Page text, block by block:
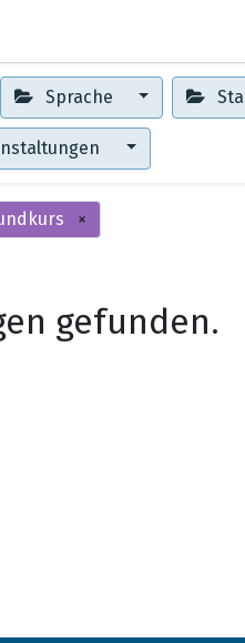
Sprache
×
gefunden.